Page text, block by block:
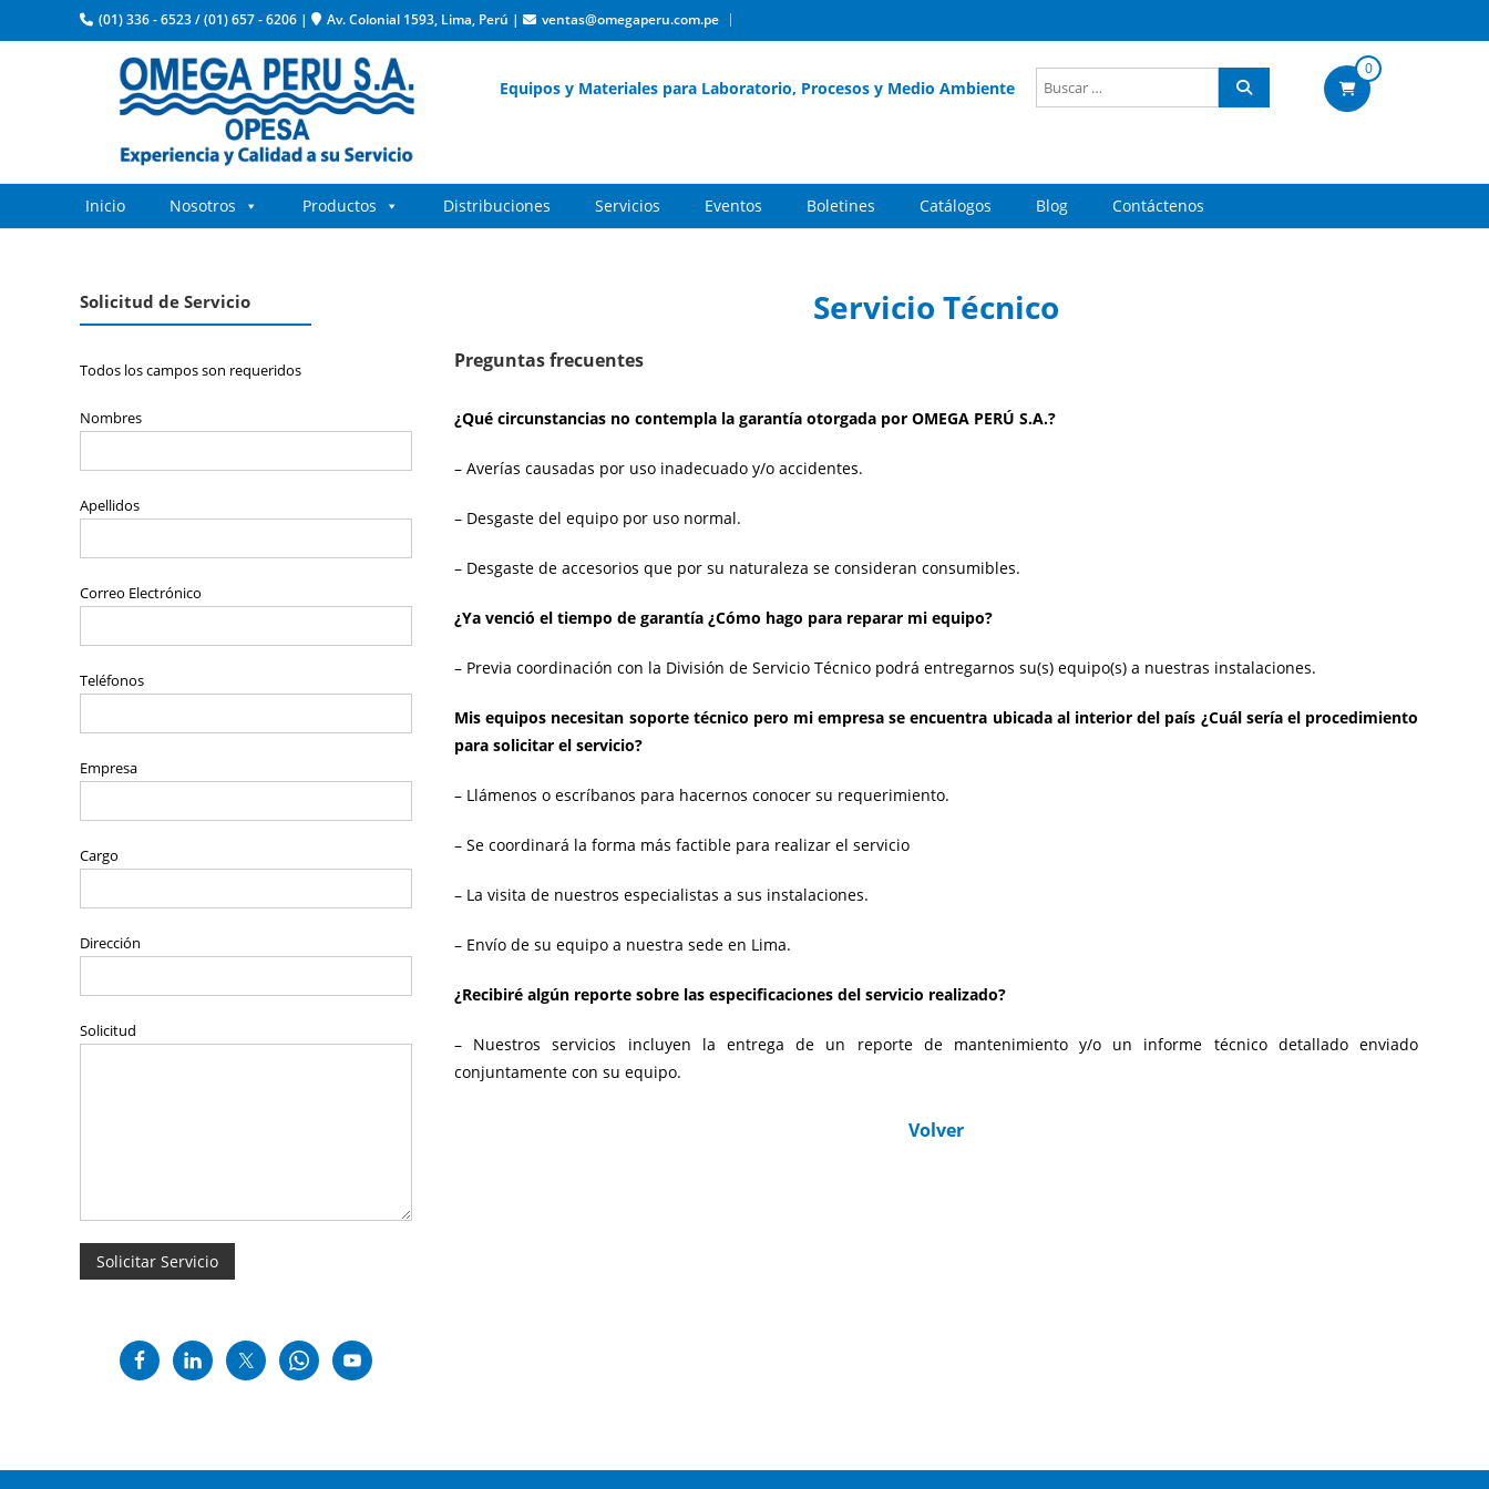
(01) 336 - 6523/(01) 657 - 6206 | Av. Colonial 1593, Lima, Perú | ventas@omegaperu.com.pe
Equipos y Materiales para Laboratorio, Procesos y Medio Ambiente
0
Inicio Nosotros Productos Distribuciones Servicios Eventos Boletines Catálogos Blog Contáctenos
Servicio Técnico
Preguntas frecuentes
¿Qué circunstancias no contempla la garantía otorgada por OMEGA PERÚ S.A.?
– Averías causadas por uso inadecuado y/o accidentes.
– Desgaste del equipo por uso normal.
– Desgaste de accesorios que por su naturaleza se consideran consumibles.
¿Ya venció el tiempo de garantía ¿Cómo hago para reparar mi equipo?
– Previa coordinación con la División de Servicio Técnico podrá entregarnos su(s) equipo(s) a nuestras instalaciones.
Mis equipos necesitan soporte técnico pero mi empresa se encuentra ubicada al interior del país ¿Cuál sería el procedimiento
para solicitar el servicio?
– Llámenos o escríbanos para hacernos conocer su requerimiento.
– Se coordinará la forma más factible para realizar el servicio
– La visita de nuestros especialistas a sus instalaciones.
– Envío de su equipo a nuestra sede en Lima.
¿Recibiré algún reporte sobre las especificaciones del servicio realizado?
– Nuestros servicios incluyen la entrega de un reporte de mantenimiento y/o un informe técnico detallado enviado
conjuntamente con su equipo.
Volver
Solicitud de Servicio
Todos los campos son requeridos
Nombres
Apellidos
Correo Electrónico
Teléfonos
Empresa
Cargo
Dirección
Solicitud